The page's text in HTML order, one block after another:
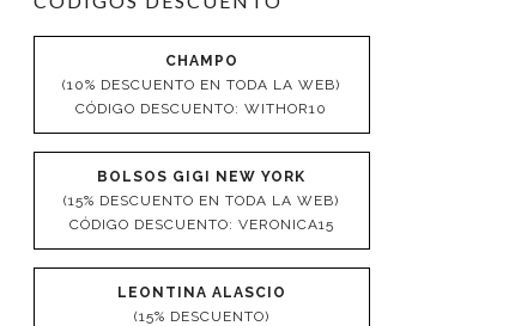
CHAMPO
(10% DESCUENTO EN TODA LA WEB)
CÓDIGO DESCUENTO: WITHOR10
BOLSOS GIGI NEW YORK
(15% DESCUENTO EN TODA LA WEB)
CÓDIGO DESCUENTO: VERONICA15
LEONTINA ALASCIO
(15% DESCUENTO)